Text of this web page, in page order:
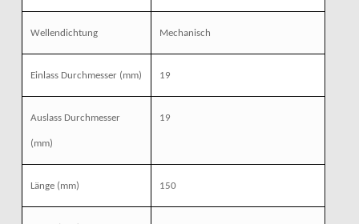
Wellendichtung Mechanisch
Einlass Durchmesser (mm) 19
Auslass Durchmesser
(mm)
19
Länge (mm) 150